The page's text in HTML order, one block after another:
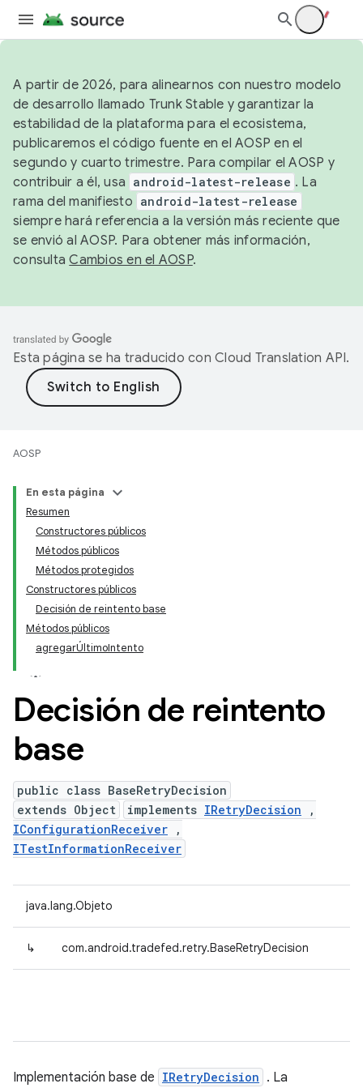
A partir de 2026, para alinearnos con nuestro modelo
de desarrollo llamado Trunk Stable y garantizar la
estabilidad de la plataforma para el ecosistema,
publicaremos el código fuente en el AOSP en el
segundo y cuarto trimestre. Para compilar el AOSP y
contribuir a él, usa android-latest-release . La
rama del manifiesto android-latest-release
siempre hará referencia a la versión más reciente que
se envió al AOSP. Para obtener más información,
consultaCambios en el AOSP.
Esta página se ha traducido con Cloud Translation API.
AOSP
En esta página
Resumen
Constructores públicos
Métodos públicos
Métodos protegidos
Constructores públicos
Decisión de reintento base
Métodos públicos
agregarÚltimoIntento
Decisión de reintento
base
public class BaseRetryDecision
extends Object
implements IRetryDecision ,
IConfigurationReceiver ,
ITestInformationReceiver
java.lang.Objeto
↳ com.android.tradefed.retry.BaseRetryDecision
Implementación base de IRetryDecision . La